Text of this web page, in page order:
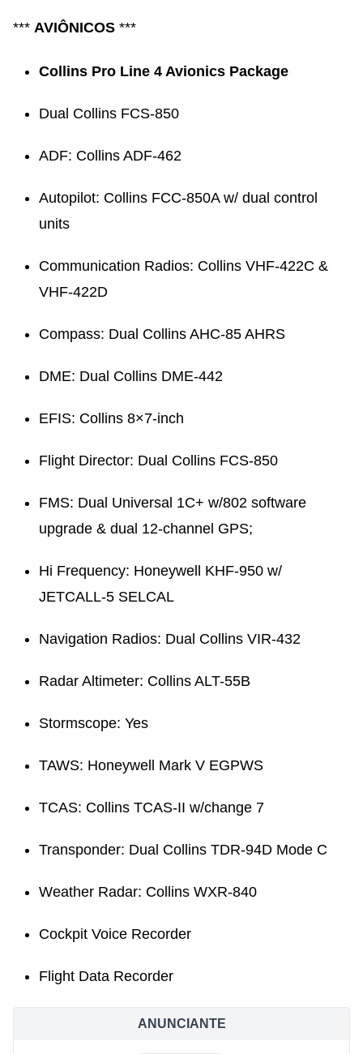
*** AVIÔNICOS ***
Collins Pro Line 4 Avionics Package
Dual Collins FCS-850
ADF: Collins ADF-462
Autopilot: Collins FCC-850A w/ dual control
units
Communication Radios: Collins VHF-422C &
VHF-422D
Compass: Dual Collins AHC-85 AHRS
DME: Dual Collins DME-442
EFIS: Collins 8×7-inch
Flight Director: Dual Collins FCS-850
FMS: Dual Universal 1C+ w/802 software
upgrade & dual 12-channel GPS;
Hi Frequency: Honeywell KHF-950 w/
JETCALL-5 SELCAL
Navigation Radios: Dual Collins VIR-432
Radar Altimeter: Collins ALT-55B
Stormscope: Yes
TAWS: Honeywell Mark V EGPWS
TCAS: Collins TCAS-II w/change 7
Transponder: Dual Collins TDR-94D Mode C
Weather Radar: Collins WXR-840
Cockpit Voice Recorder
Flight Data Recorder
ANUNCIANTE